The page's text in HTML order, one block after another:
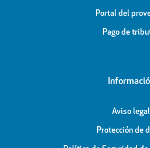
Portal del
Pago de
Aviso legal
Protección de